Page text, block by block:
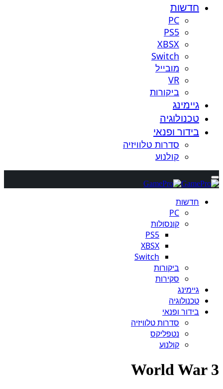
חדשות
PC
PS5
XBSX
Switch
מובייל
VR
ביקורות
גיימינג
טכנולוגיה
בידור ופנאי
סדרות טלוויזיה
קולנוע
חדשות
PC
קונסולות
PS5
XBSX
Switch
ביקורות
סקירות
גיימינג
טכנולוגיה
בידור ופנאי
סדרות טלוויזיה
נטפליקס
קולנוע
World War 3